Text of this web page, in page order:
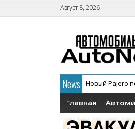
Август 8, 2026
News В России
Главная